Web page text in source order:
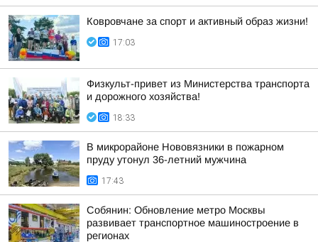
Ковровчане за спорт и активный образ жизни!
17:03
Физкульт-привет из Министерства транспорта
и дорожного хозяйства!
18:33
В микрорайоне Нововязники в пожарном
пруду утонул 36-летний мужчина
17:43
Собянин: Обновление метро Москвы
развивает транспортное машиностроение в
регионах